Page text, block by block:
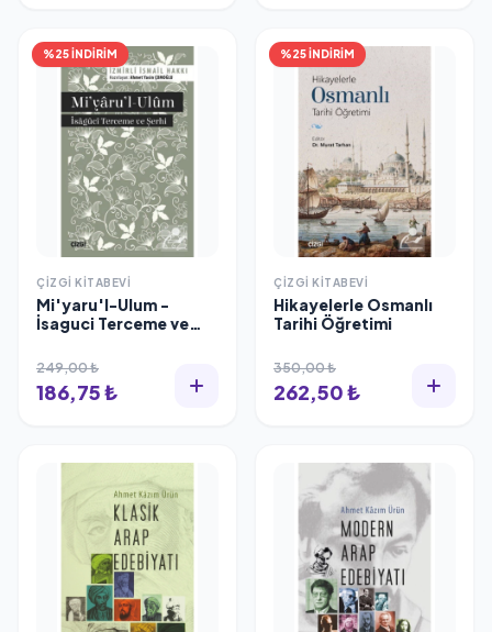
%25 İNDİRİM
ÇIZGI KITABEVI
Mi'yaru'l-Ulum -
İsaguci Terceme ve
249,00 ₺
186,75 ₺
%25 İNDİRİM
ÇIZGI KITABEVI
Hikayelerle Osmanlı
Tarihi Öğretimi
350,00 ₺
262,50 ₺